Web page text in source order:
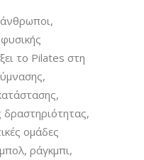
το Pilates στη
δραστηριότητας,
ομάδες
ράγκμπι,